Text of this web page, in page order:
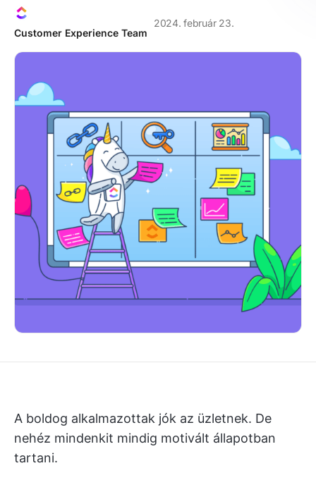
Customer Experience Team
2024. február 23.
A boldog alkalmazottak jók az üzletnek. De
nehéz mindenkit mindig motivált állapotban
tartani.